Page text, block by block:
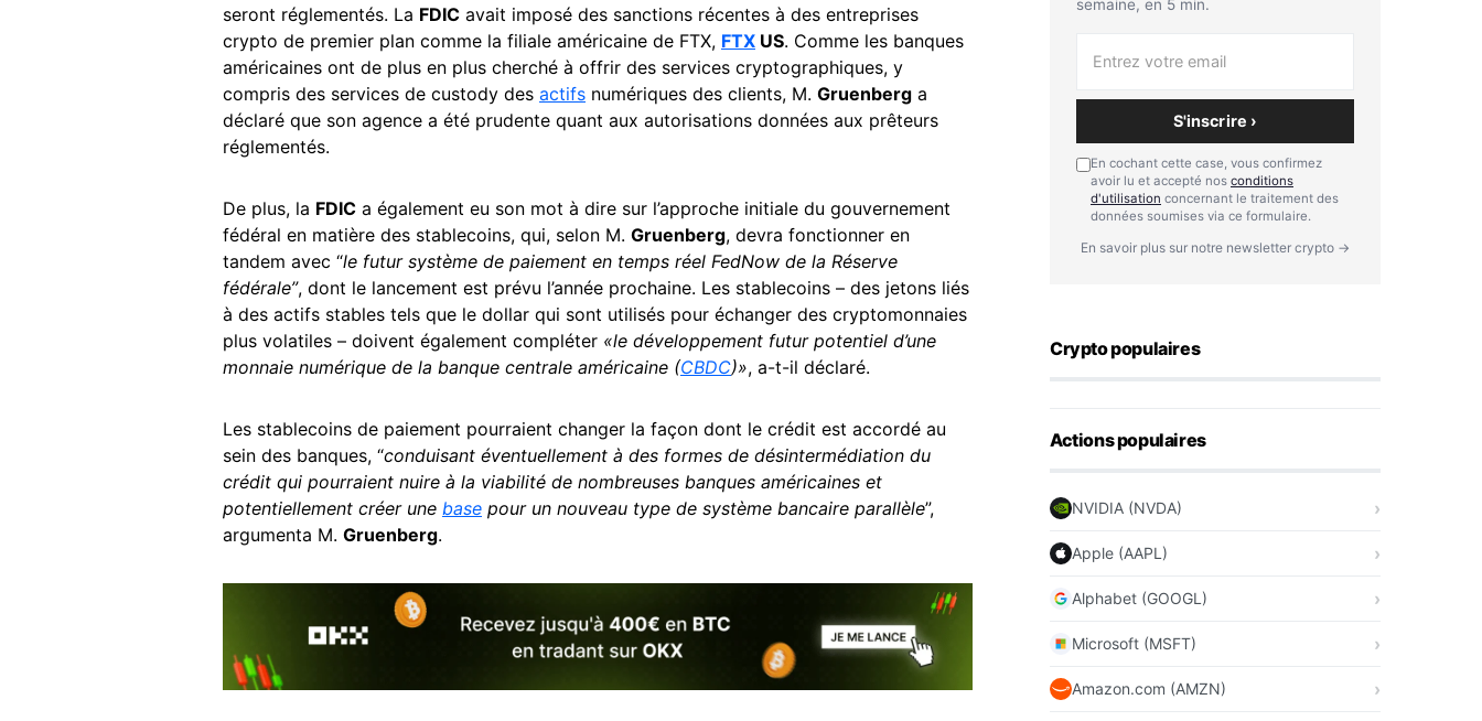
seront réglementés. La FDIC avait imposé des sanctions récentes à des entreprises
crypto de premier plan comme la filiale américaine de FTX, FTX US. Comme les banques
américaines ont de plus en plus cherché à offrir des services cryptographiques, y
compris des services de custody des actifs numériques des clients, M. Gruenberg a
déclaré que son agence a été prudente quant aux autorisations données aux prêteurs
réglementés.
De plus, la FDIC a également eu son mot à dire sur l’approche initiale du gouvernement
fédéral en matière des stablecoins, qui, selon M. Gruenberg, devra fonctionner en
tandem avec “le futur système de paiement en temps réel FedNow de la Réserve
fédérale”, dont le lancement est prévu l’année prochaine. Les stablecoins – des jetons liés
à des actifs stables tels que le dollar qui sont utilisés pour échanger des cryptomonnaies
plus volatiles – doivent également compléter «le développement futur potentiel d’une
monnaie numérique de la banque centrale américaine (CBDC)», a-t-il déclaré.
Les stablecoins de paiement pourraient changer la façon dont le crédit est accordé au
sein des banques, “conduisant éventuellement à des formes de désintermédiation du
crédit qui pourraient nuire à la viabilité de nombreuses banques américaines et
potentiellement créer une base pour un nouveau type de système bancaire parallèle”,
argumenta M. Gruenberg.
semaine, en 5 min.
S'inscrire ›
En cochant cette case, vous confirmez
avoir lu et accepté nos conditions
d'utilisation concernant le traitement des
données soumises via ce formulaire.
En savoir plus sur notre newsletter crypto →
Crypto populaires
Actions populaires
NVIDIA (NVDA)
Apple (AAPL)
Alphabet (GOOGL)
Microsoft (MSFT)
Amazon.com (AMZN)